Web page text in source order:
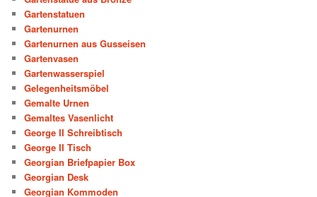
Gartenstatuen
Gartenurnen
Gartenurnen aus Gusseisen
Gartenvasen
Gartenwasserspiel
Gelegenheitsmöbel
Gemalte Urnen
Gemaltes Vasenlicht
George II Schreibtisch
George II Tisch
Georgian Briefpapier Box
Georgian Desk
Georgian Kommoden